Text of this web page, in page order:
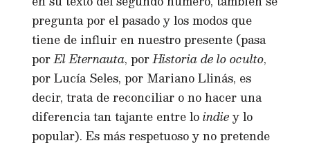
pregunta por el pasado y los modos que
tiene de influir en nuestro presente (pasa
porEl Eternauta, porHistoria de lo oculto,
por Lucía Seles, por Mariano Llinás, es
decir, trata de reconciliar o no hacer una
diferencia tan tajante entre loindiey lo
popular). Es más respetuoso y no pretende